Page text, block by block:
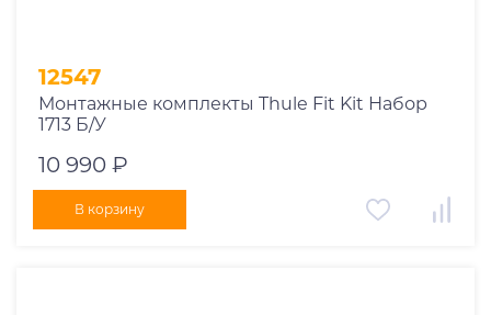
12547
Монтажные комплекты Thule Fit Kit Набор
1713 Б/У
10 990 ₽
В корзину